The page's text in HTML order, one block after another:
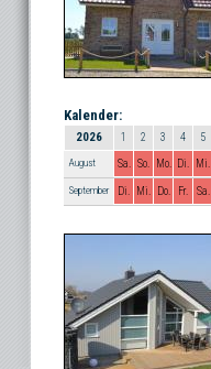
Kalender:
2026 1 2 3 4 5
August Sa. So. Mo. Di. Mi.
September Di. Mi. Do. Fr. Sa.